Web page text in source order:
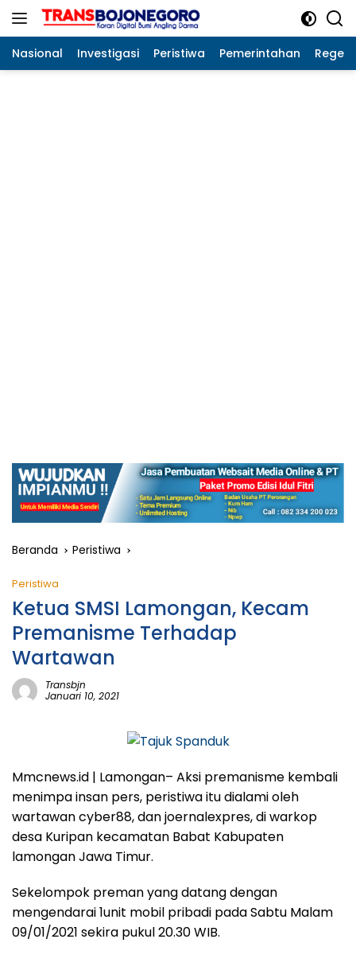
Langsung
Nasional Investigasi Peristiwa Pemerintahan
Beranda Peristiwa
Peristiwa
Ketua SMSI Lamongan, Kecam
Premanisme Terhadap
Wartawan
Transbjn
Januari 10, 2021
Mmcnews.id | Lamongan– Aksi premanisme kembali
menimpa insan pers, peristiwa itu dialami oleh
wartawan cyber88, dan joernalexpres, di warkop
desa Kuripan kecamatan Babat Kabupaten
lamongan Jawa Timur.
Sekelompok preman yang datang dengan
mengendarai 1unit mobil pribadi pada Sabtu Malam
09/01/2021 sekira pukul 20.30 WIB.